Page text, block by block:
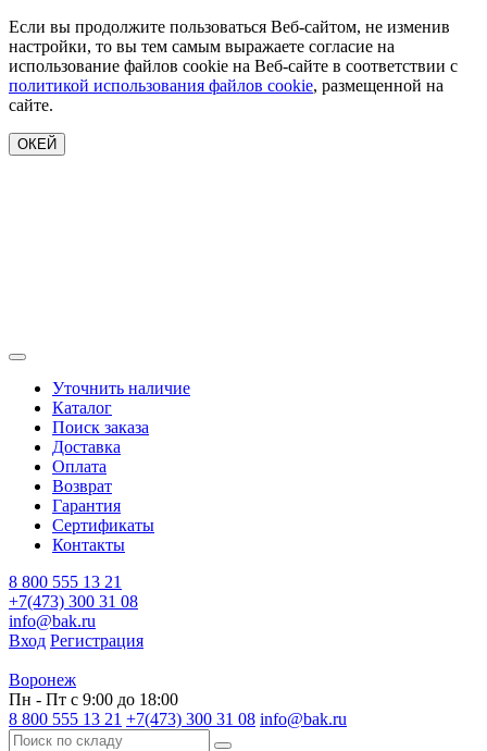
Если вы продолжите пользоваться Веб-сайтом, не изменив
настройки, то вы тем самым выражаете согласие на
использование файлов cookie на Веб-сайте в соответствии с
политикой использования файлов cookie, размещенной на
сайте.
ОКЕЙ
Уточнить наличие
Каталог
Поиск заказа
Доставка
Оплата
Возврат
Гарантия
Сертификаты
Контакты
8 800 555 13 21
+7(473) 300 31 08
info@bak.ru
Вход Регистрация
Воронеж
Пн - Пт с 9:00 до 18:00
8 800 555 13 21 +7(473) 300 31 08 info@bak.ru